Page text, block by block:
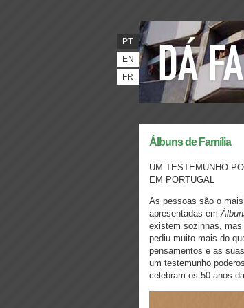
PT
EN
FR
Álbuns de Família
UM TESTEMUNHO
EM PORTUGAL
As pessoas são o
apresentadas em
existem sozinhas,
pediu muito mais do
pensamentos e as
um testemunho
celebram os 50 anos